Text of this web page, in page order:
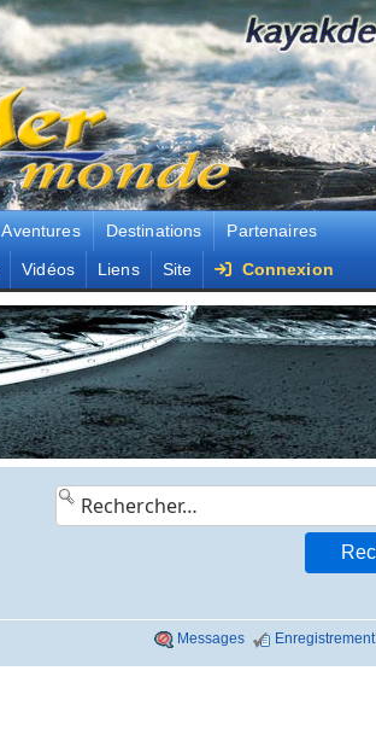
Aventures Destinations
Partenaires
Vidéos Liens Site Connexion
Messages Enregistrement